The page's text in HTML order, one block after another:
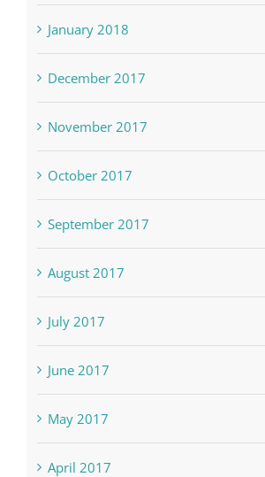
January 2018
December 2017
November 2017
October 2017
September 2017
August 2017
July 2017
June 2017
May 2017
April 2017